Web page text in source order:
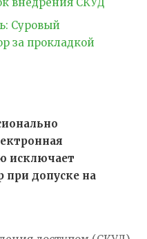
Суровый
за прокладкой
исключает
при допуске на